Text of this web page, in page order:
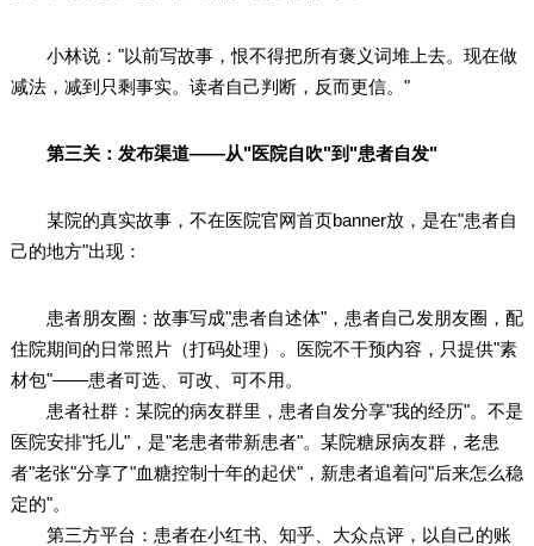
小林说："以前写故事，恨不得把所有褒义词堆上去。现在做
减法，减到只剩事实。读者自己判断，反而更信。"
第三关：发布渠道——从"医院自吹"到"患者自发"
某院的真实故事，不在医院官网首页banner放，是在"患者自
己的地方"出现：
患者朋友圈：故事写成"患者自述体"，患者自己发朋友圈，配
住院期间的日常照片（打码处理）。医院不干预内容，只提供"素
材包"——患者可选、可改、可不用。
患者社群：某院的病友群里，患者自发分享"我的经历"。不是
医院安排"托儿"，是"老患者带新患者"。某院糖尿病友群，老患
者"老张"分享了"血糖控制十年的起伏"，新患者追着问"后来怎么稳
定的"。
第三方平台：患者在小红书、知乎、大众点评，以自己的账